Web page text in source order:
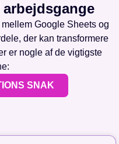
Google Sheets og
der kan transformere
er nogle af de vigtigste
SNAK